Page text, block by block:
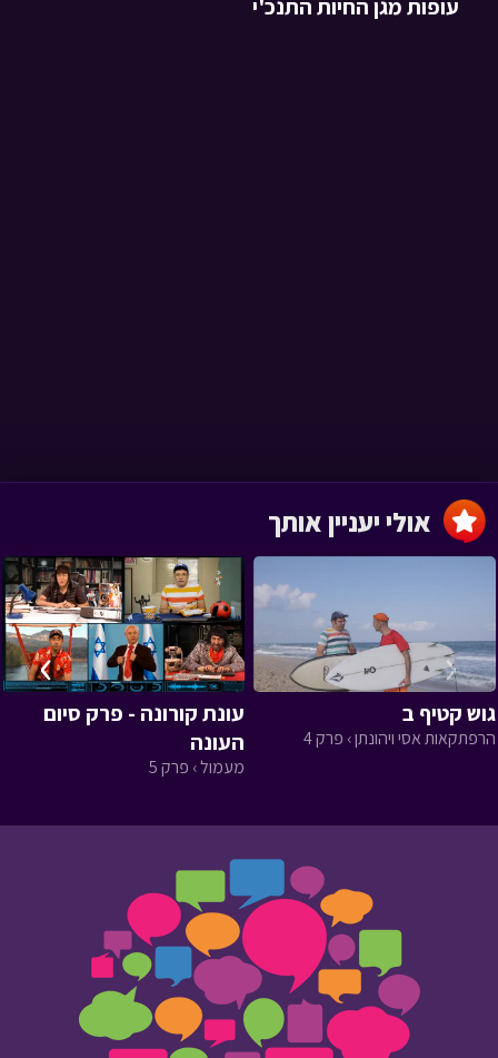
עופות מגן החיות התנכ'י
גוש קטיף ב
הרפתקאות אסי ויהונתן › פרק 4
עונת קורונה - פרק סיום
העונה
מעמול › פרק 5
‹
›